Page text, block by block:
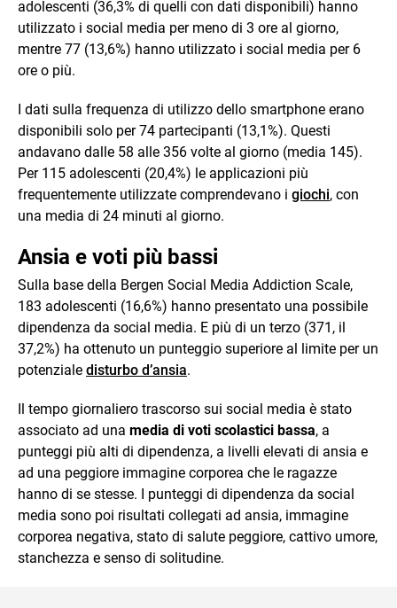
adolescenti (36,3% di quelli con dati disponibili) hanno
utilizzato i social media per meno di 3 ore al giorno,
mentre 77 (13,6%) hanno utilizzato i social media per 6
ore o più.
I dati sulla frequenza di utilizzo dello smartphone erano
disponibili solo per 74 partecipanti (13,1%). Questi
andavano dalle 58 alle 356 volte al giorno (media 145).
Per 115 adolescenti (20,4%) le applicazioni più
frequentemente utilizzate comprendevano i giochi, con
una media di 24 minuti al giorno.
Ansia e voti più bassi
Sulla base della Bergen Social Media Addiction Scale,
183 adolescenti (16,6%) hanno presentato una possibile
dipendenza da social media. E più di un terzo (371, il
37,2%) ha ottenuto un punteggio superiore al limite per un
potenziale disturbo d’ansia.
Il tempo giornaliero trascorso sui social media è stato
associato ad una media di voti scolastici bassa, a
punteggi più alti di dipendenza, a livelli elevati di ansia e
ad una peggiore immagine corporea che le ragazze
hanno di se stesse. I punteggi di dipendenza da social
media sono poi risultati collegati ad ansia, immagine
corporea negativa, stato di salute peggiore, cattivo umore,
stanchezza e senso di solitudine.